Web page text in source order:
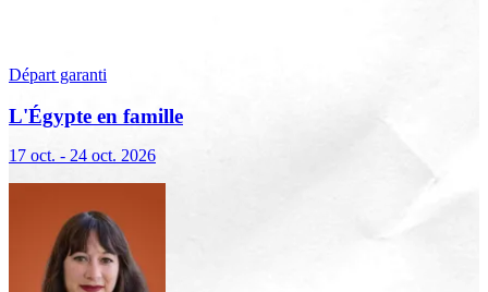
Départ garanti
L'Égypte en famille
17 oct. - 24 oct. 2026